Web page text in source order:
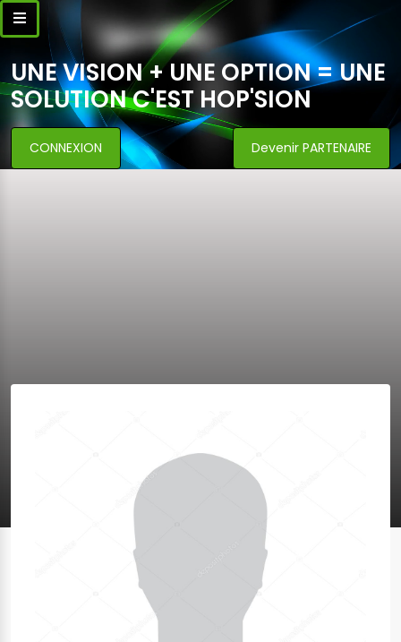
UNE VISION + UNE OPTION = UNE
SOLUTION C'EST HOP'SION
CONNEXION Devenir PARTENAIRE